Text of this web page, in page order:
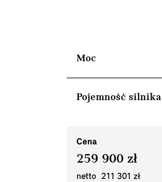
Moc
Pojemność silnika
Cena
259 900 zł
netto 211 301 zł